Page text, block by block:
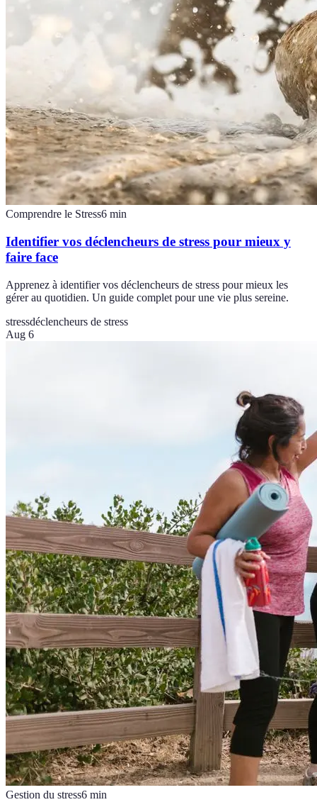
Comprendre le Stress6 min
Identifier vos déclencheurs de stress pour mieux y
faire face
Apprenez à identifier vos déclencheurs de stress pour mieux les
gérer au quotidien. Un guide complet pour une vie plus sereine.
stressdéclencheurs de stress
Aug 6
Gestion du stress6 min